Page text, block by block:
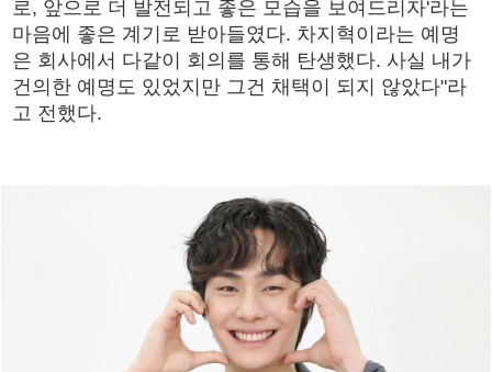
로, 앞으로 더 발전되고 좋은 모습을 보여드리자'라는
마음에 좋은 계기로 받아들였다. 차지혁이라는 예명
은 회사에서 다같이 회의를 통해 탄생했다. 사실 내가
건의한 예명도 있었지만 그건 채택이 되지 않았다"라
고 전했다.